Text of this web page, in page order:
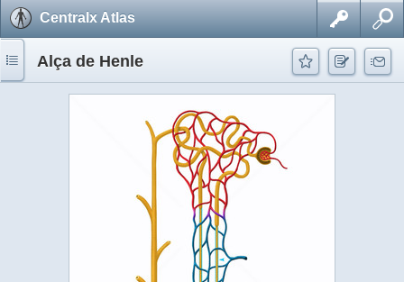
Centralx Atlas
Alça de Henle